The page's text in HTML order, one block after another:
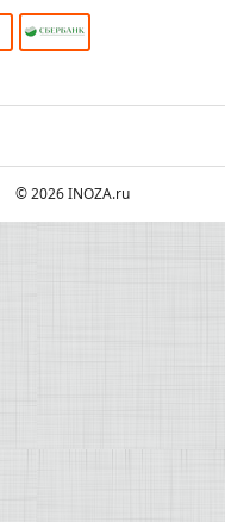
© 2026 INOZA.ru